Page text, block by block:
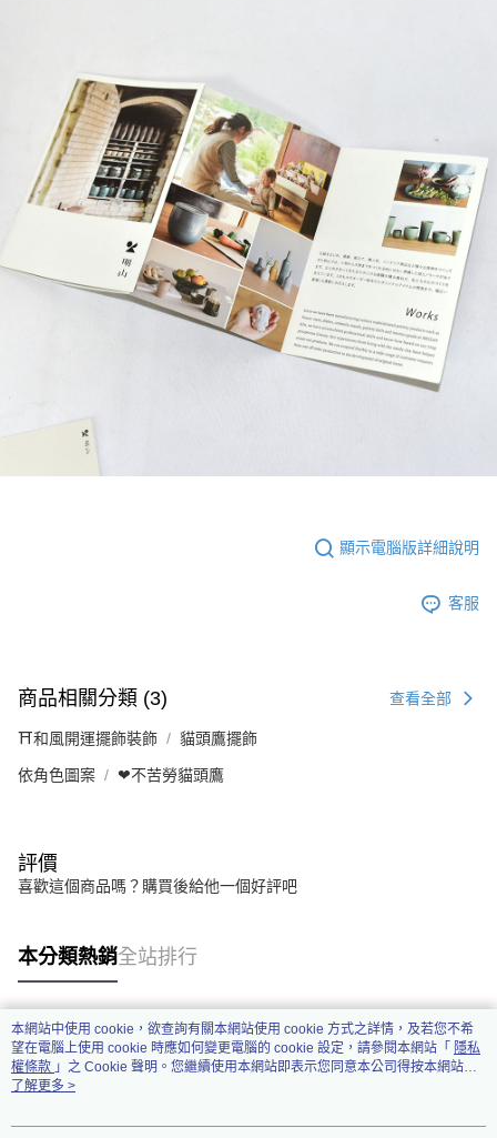
顯示電腦版詳細說明
客服
商品相關分類 (3) 查看全部
⛩️和風開運擺飾裝飾 貓頭鷹擺飾
依角色圖案 ❤不苦勞貓頭鷹
評價
喜歡這個商品嗎？購買後給他一個好評吧
本分類熱銷全站排行
熱門標籤
本網站中使用 cookie，欲查詢有關本網站使用 cookie 方式之詳情，及若您不希
望在電腦上使用 cookie 時應如何變更電腦的 cookie 設定，請參閱本網站「 隱私
權條款 」之 Cookie 聲明。您繼續使用本網站即表示您同意本公司得按本網站使
用條款之 Cookie 聲明使用 cookie。
了解更多 >